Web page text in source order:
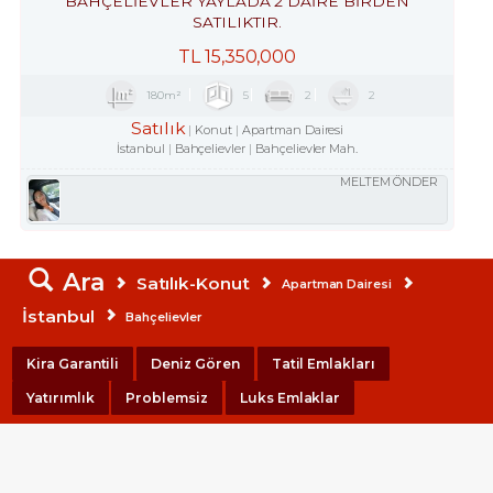
SATILIKTIR.
TL15,350,000
180m² 5 2 2
Satılık Konut
Apartman Dairesi
İstanbul
Bahçelievler Bahçelievler Mah.
MELTEM ÖNDER
Ara Satılık-Konut Apartman Dairesi
İstanbul Bahçelievler
Kira Garantili Deniz Gören Tatil Emlakları
Yatırımlık Problemsiz Luks Emlaklar